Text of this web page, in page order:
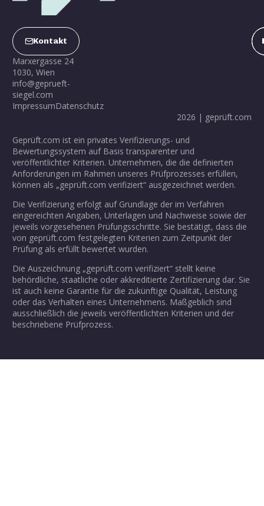
Geprüft.com ist ein privates Verifizierungs- und
Bewertungssystem auf Basis transparenter und
veröffentlichter Kriterien. Unternehmen, die die definierten
Anforderungen im Rahmen unseres Prüfprozesses erfüllen,
können als „geprüft.com verifiziert“ ausgezeichnet werden.
Die Verifizierung erfolgt auf Grundlage der im Verfahren
eingereichten Angaben, Unterlagen und Nachweise sowie der
jeweils vorgesehenen Prüfungsschritte. Sie bestätigt, dass die
von geprüft.com festgelegten Kriterien zum Zeitpunkt der
Prüfung als erfüllt bewertet wurden.
Die Auszeichnung „geprüft.com verifiziert“ stellt keine
behördliche, staatliche oder akkreditierte Zertifizierung dar. Sie
ist auch keine Garantie für die zukünftige Qualität, Leistung
oder das Verhalten eines Unternehmens. Maßgeblich sind
ausschließlich die jeweils veröffentlichten Kriterien und der
beschriebene Prüfprozess.
Kontakt
Marxergasse 24
1030, Wien
info@geprueft-
siegel.com
ImpressumDatenschutz
2026 | geprüft.com